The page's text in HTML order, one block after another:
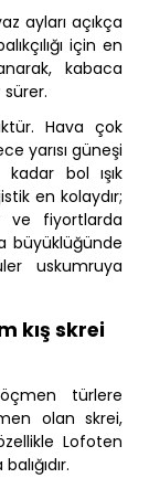
ayları açıkça
için en
kabaca
sürer.
Hava çok
yarısı güneşi
bol ışık
en kolaydır;
ve fiyortlarda
büyüklüğünde
uskumruya
kış skrei
türlere
olan skrei,
Lofoten